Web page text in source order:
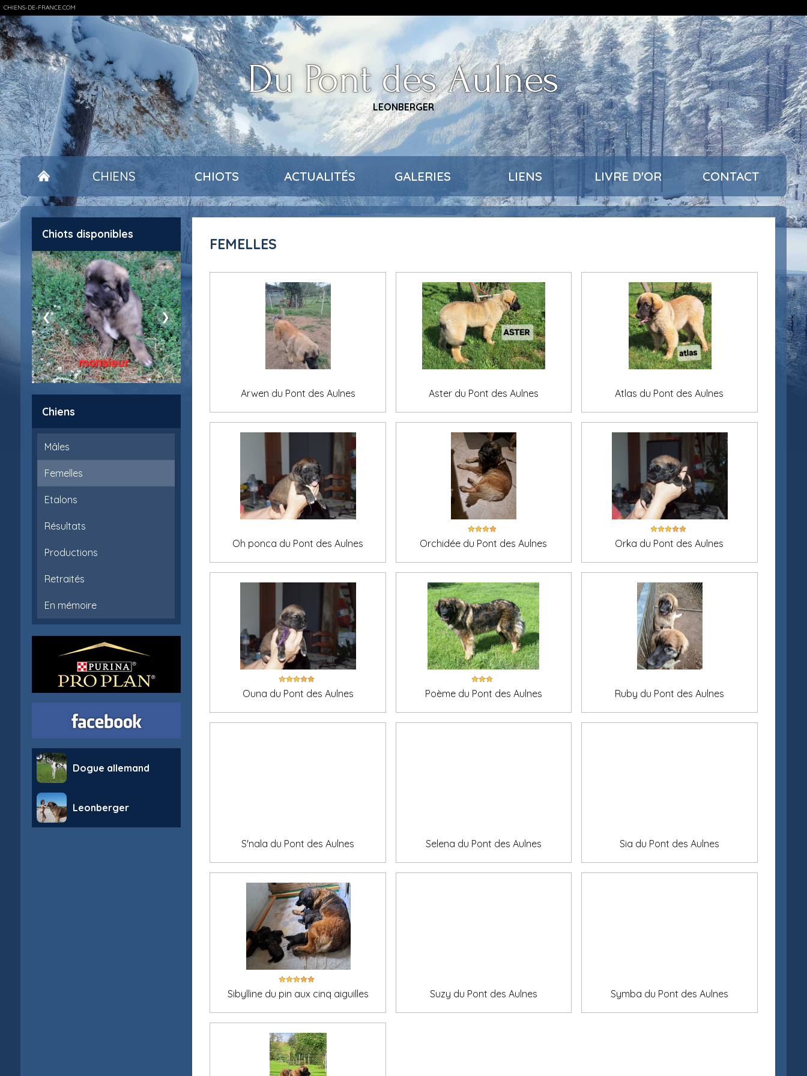
CHIENS-DE-FRANCE.COM
Du Pont des Aulnes
LEONBERGER
CHIENS CHIOTS ACTUALITÉS GALERIES LIENS LIVRE D'OR CONTACT
Chiots disponibles
❮ ❯
Chiens
Mâles
Femelles
Etalons
Résultats
Productions
Retraités
En mémoire
Dogue allemand
Leonberger
FEMELLES
Arwen du Pont des Aulnes Aster du Pont des Aulnes Atlas du Pont des Aulnes
Oh ponca du Pont des Aulnes Orchidée du Pont des Aulnes Orka du Pont des Aulnes
Ouna du Pont des Aulnes Poème du Pont des Aulnes Ruby du Pont des Aulnes
S'nala du Pont des Aulnes Selena du Pont des Aulnes Sia du Pont des Aulnes
Sibylline du pin aux cinq aiguilles Suzy du Pont des Aulnes Symba du Pont des Aulnes